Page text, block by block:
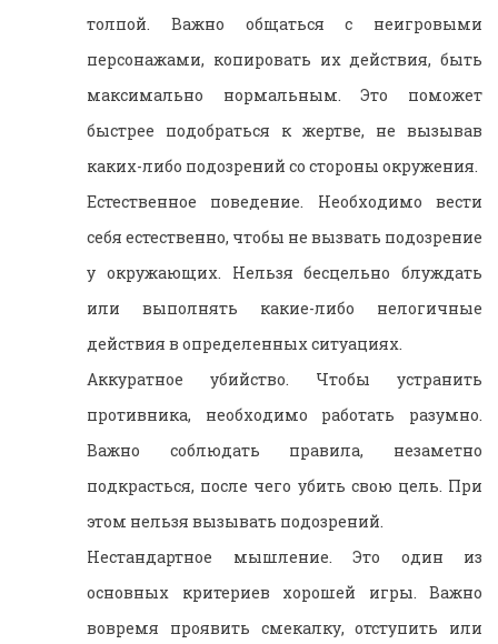
толпой. Важно общаться с неигровыми
персонажами, копировать их действия, быть
максимально нормальным. Это поможет
быстрее подобраться к жертве, не вызывав
каких-либо подозрений со стороны окружения.
Естественное поведение. Необходимо вести
себя естественно, чтобы не вызвать подозрение
у окружающих. Нельзя бесцельно блуждать
или выполнять какие-либо нелогичные
действия в определенных ситуациях.
Аккуратное убийство. Чтобы устранить
противника, необходимо работать разумно.
Важно соблюдать правила, незаметно
подкрасться, после чего убить свою цель. При
этом нельзя вызывать подозрений.
Нестандартное мышление. Это один из
основных критериев хорошей игры. Важно
вовремя проявить смекалку, отступить или